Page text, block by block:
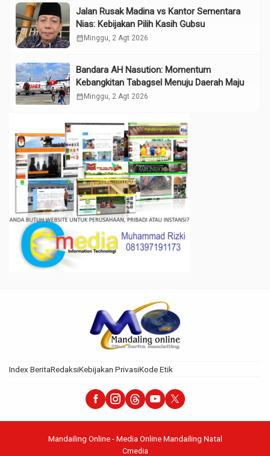
Jalan Rusak Madina vs Kantor Sementara
Nias: Kebijakan Pilih Kasih Gubsu
calendar_month Minggu, 2 Agt 2026
Bandara AH Nasution: Momentum
Kebangkitan Tabagsel Menuju Daerah Maju
calendar_month Minggu, 2 Agt 2026
Index BeritaRedaksiKebijakan PrivasiKode Etik
Mandailing Online - Media Online Mandailing Natal
Cmedia